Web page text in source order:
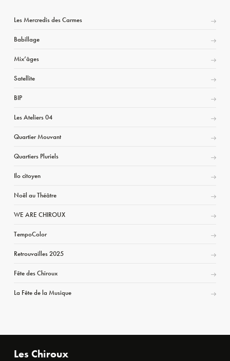
Les Mercredis des Carmes
Babillage
Mix’âges
Satellite
BIP
Les Ateliers 04
Quartier Mouvant
Quartiers Pluriels
Ilo citoyen
Noël au Théâtre
WE ARE CHIROUX
TempoColor
Retrouvailles 2025
Fête des Chiroux
La Fête de la Musique
Les Chiroux